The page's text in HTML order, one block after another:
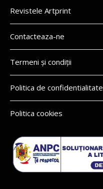
Revistele Artprint
Contacteaza-ne
Termeni și condiții
Politica de confidentialitate
Politica cookies